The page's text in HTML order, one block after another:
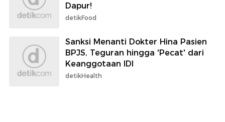
Dapur!
detikFood
Sanksi Menanti Dokter Hina Pasien
BPJS, Teguran hingga 'Pecat' dari
Keanggotaan IDI
detikHealth